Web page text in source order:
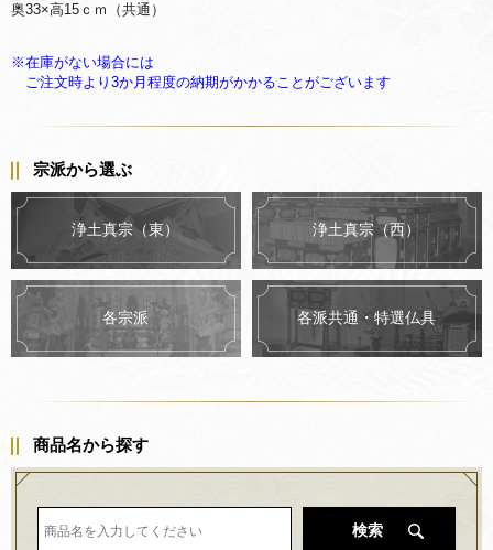
奥33×高15ｃｍ（共通）
※在庫がない場合には
ご注文時より3か月程度の納期がかかることがございます
宗派から選ぶ
浄土真宗（東） 浄土真宗（西）
各宗派 各派共通・特選仏具
商品名から探す
検索